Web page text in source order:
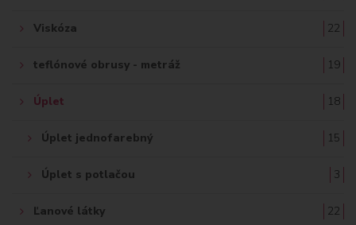
Viskóza 22
teflónové obrusy - metráž 19
Úplet 18
Úplet jednofarebný 15
Úplet s potlačou 3
Ľanové látky 22